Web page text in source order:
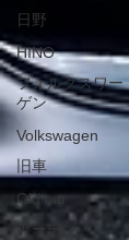
日野
HINO
フォルクスワー
ゲン
Volkswagen
旧車
Old car
アーデン